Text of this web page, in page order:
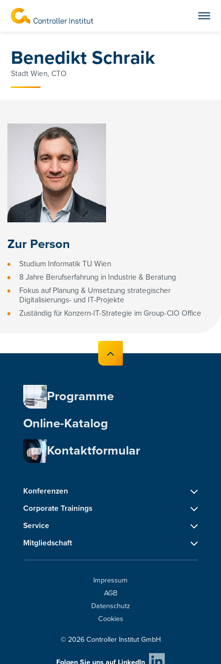
Benedikt Schraik
Stadt Wien, CTO
Zur Person
Studium Informatik TU Wien
8 Jahre Berufserfahrung in Industrie & Beratung
Fokus auf Planung & Umsetzung strategischer
Digitalisierungs- und IT-Projekte
Zuständig für Konzern-IT-Strategie im Group-CIO Office
Programme
Online-Katalog
Kontaktformular
Konferenzen
Corporate Trainings
Service
Mitgliedschaft
Impressum
AGB
Datenschutz
Cookies
© 2026 Controller Institut GmbH